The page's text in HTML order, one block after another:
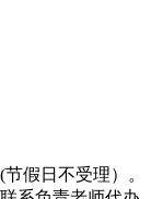
假日不受理）。